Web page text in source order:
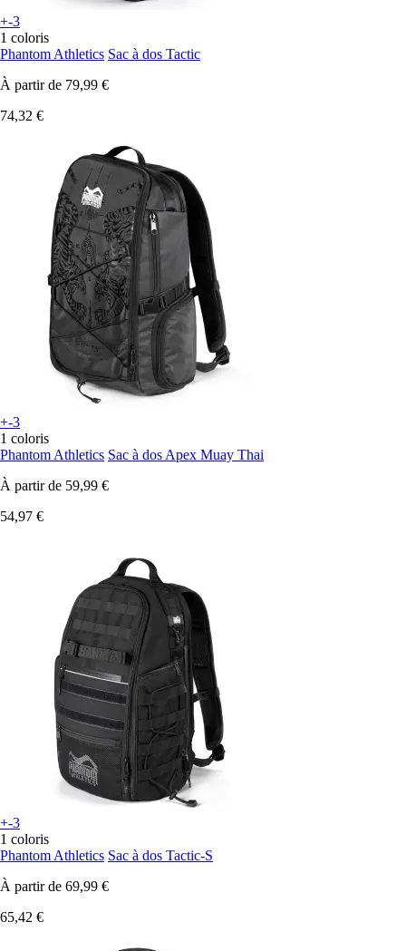
+-3
1 coloris
Phantom Athletics Sac à dos Tactic
À partir de 79,99 €
74,32 €
+-3
1 coloris
Phantom Athletics Sac à dos Apex Muay Thai
À partir de 59,99 €
54,97 €
+-3
1 coloris
Phantom Athletics Sac à dos Tactic-S
À partir de 69,99 €
65,42 €